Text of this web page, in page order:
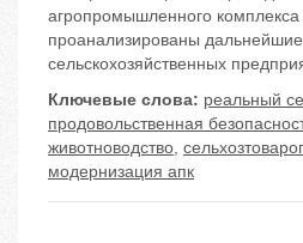
агропромышленного комплекса
проанализированы
сельскохозяйственных
Ключевые слова: реальный
продовольственная
животноводство,
модернизация апк